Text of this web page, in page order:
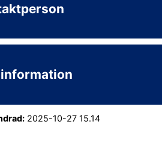
2025-10-27 15.14